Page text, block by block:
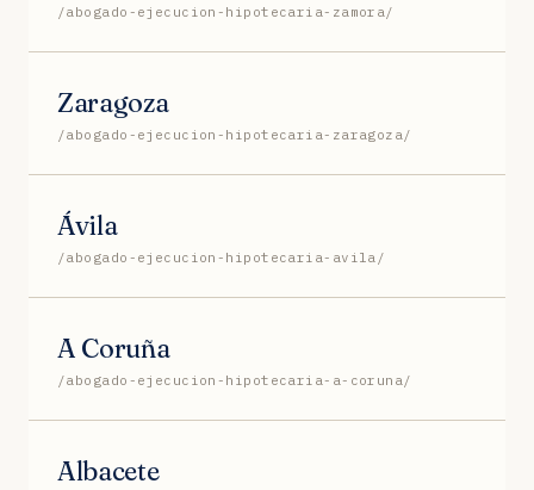
/abogado-ejecucion-hipotecaria-zamora/
Zaragoza
/abogado-ejecucion-hipotecaria-zaragoza/
Ávila
/abogado-ejecucion-hipotecaria-avila/
A Coruña
/abogado-ejecucion-hipotecaria-a-coruna/
Albacete